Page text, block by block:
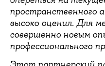
пространственного
высоко оценил. Для
совершенно новым
профессионального